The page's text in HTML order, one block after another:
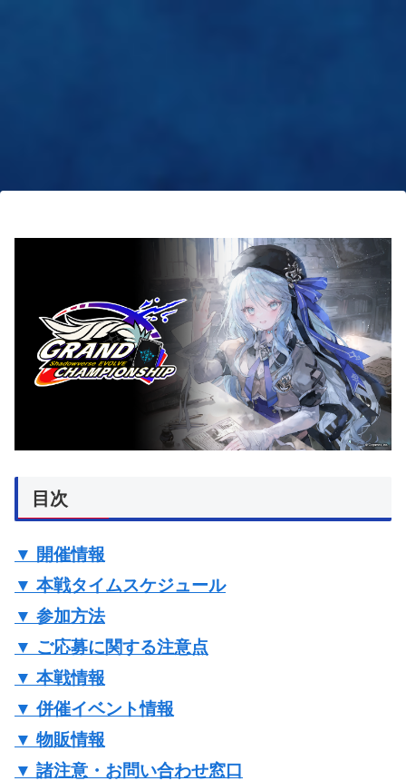
目次
▼ 開催情報
▼ 本戦タイムスケジュール
▼ 参加方法
▼ ご応募に関する注意点
▼ 本戦情報
▼ 併催イベント情報
▼ 物販情報
▼ 諸注意・お問い合わせ窓口